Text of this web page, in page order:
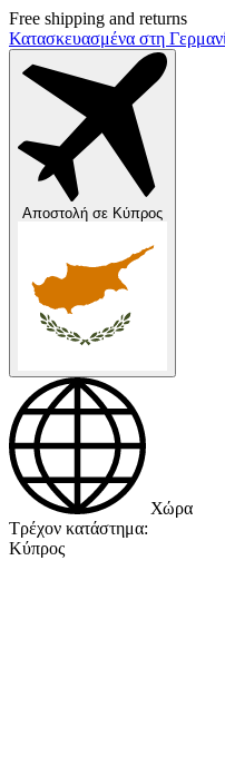
Free shipping and returns
Κατασκευασμένα στη
Αποστολή σε Κύπρος
Χώρα
Τρέχον κατάστημα:
Κύπρος